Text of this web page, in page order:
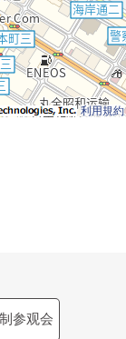
"直接基础"使
常粘性土牢
水)
利用規約
参观会